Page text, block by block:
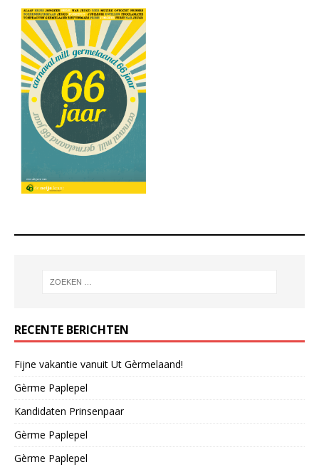
RECENTE BERICHTEN
Fijne vakantie vanuit Ut Gèrmelaand!
Gèrme Paplepel
Kandidaten Prinsenpaar
Gèrme Paplepel
Gèrme Paplepel